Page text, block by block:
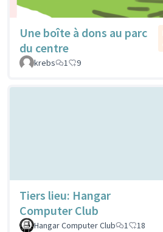
Une boîte à dons au parc
du centre
krebs
1 9
Tiers lieu: Hangar
Computer Club
Hangar Computer Club
1 18